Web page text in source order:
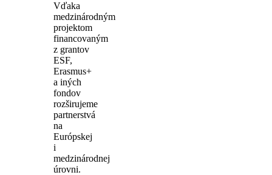
Vďaka
medzinárodným
projektom
financovaným
z grantov
ESF,
Erasmus+
a iných
fondov
rozširujeme
partnerstvá
na
Európskej
i
medzinárodnej
úrovni.